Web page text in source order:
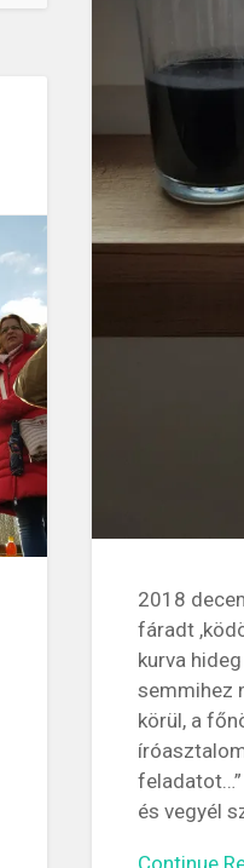
2018
fáradt
kurva
semmihez
körül, a
és vegyél